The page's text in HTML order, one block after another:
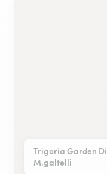
Trigoria Garden Di
M.galtelli